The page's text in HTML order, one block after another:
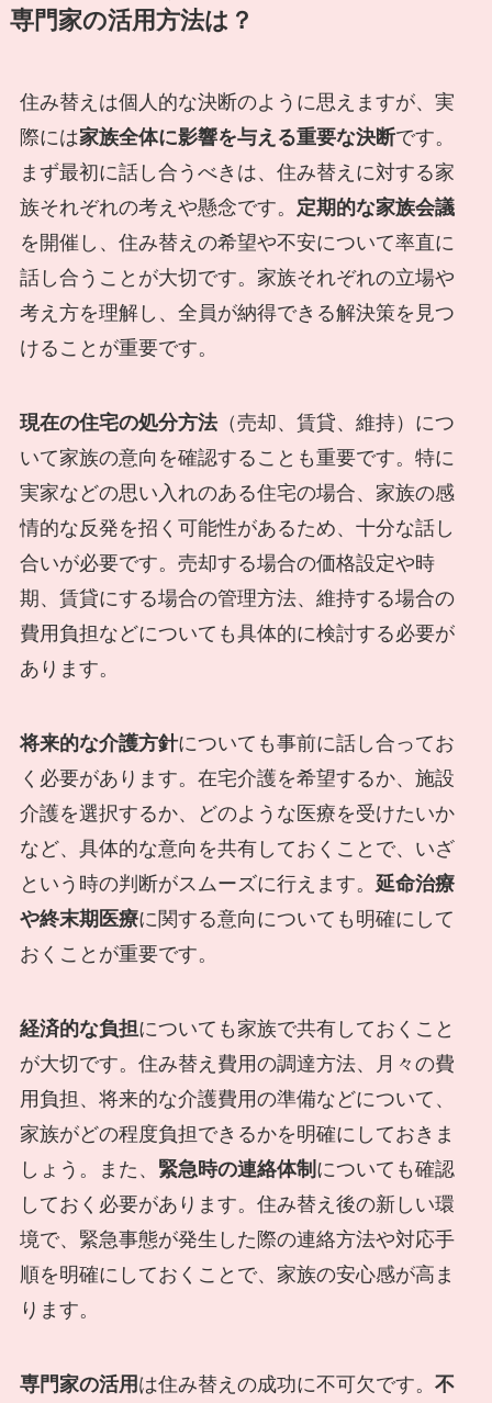
専門家の活用方法は？
住み替えは個人的な決断のように思えますが、実
際には家族全体に影響を与える重要な決断です。
まず最初に話し合うべきは、住み替えに対する家
族それぞれの考えや懸念です。 定期的な家族会議
を開催し、住み替えの希望や不安について率直に
話し合うことが大切です。家族それぞれの立場や
考え方を理解し、全員が納得できる解決策を見つ
けることが重要です。
現在の住宅の処分方法（売却、賃貸、維持）につ
いて家族の意向を確認することも重要です。特に
実家などの思い入れのある住宅の場合、家族の感
情的な反発を招く可能性があるため、十分な話し
合いが必要です。売却する場合の価格設定や時
期、賃貸にする場合の管理方法、維持する場合の
費用負担などについても具体的に検討する必要が
あります。
将来的な介護方針についても事前に話し合ってお
く必要があります。在宅介護を希望するか、施設
介護を選択するか、どのような医療を受けたいか
など、具体的な意向を共有しておくことで、いざ
という時の判断がスムーズに行えます。 延命治療
や終末期医療に関する意向についても明確にして
おくことが重要です。
経済的な負担についても家族で共有しておくこと
が大切です。住み替え費用の調達方法、月々の費
用負担、将来的な介護費用の準備などについて、
家族がどの程度負担できるかを明確にしておきま
しょう。また、 緊急時の連絡体制 についても確認
しておく必要があります。住み替え後の新しい環
境で、緊急事態が発生した際の連絡方法や対応手
順を明確にしておくことで、家族の安心感が高ま
ります。
専門家の活用 は住み替えの成功に不可欠です。 不